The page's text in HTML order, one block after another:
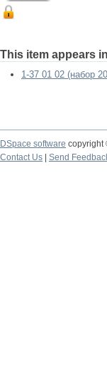
This item appears
1-37 01 02 (набор
DSpace software copyright
Contact Us
Send